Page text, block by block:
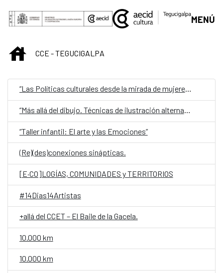
Skip to Main Content
MENÚ
INICIOCCE - TEGUCIGALPA
“Las Políticas culturales desde la mirada de mujeres y jóvenes creadorxs”
“Más allá del dibujo. Técnicas de ilustración alternativas”
“Taller infantil: El arte y las Emociones”
(Re)(des)conexiones sinápticas.
[E·CO]LOGÍAS, COMUNIDADES y TERRITORIOS
#14Dias14Artistas
+allá del CCET – El Baile de la Gacela.
10.000 km
10.000 km